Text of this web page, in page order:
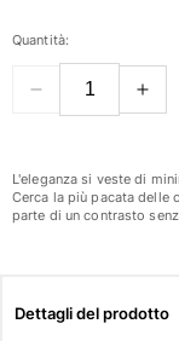
Slips
Vedi tutti i
Shorts
Quantità:
L'eleganza si veste di
Cerca la più pacata delle
parte di un contrasto
Dettagli del prodotto